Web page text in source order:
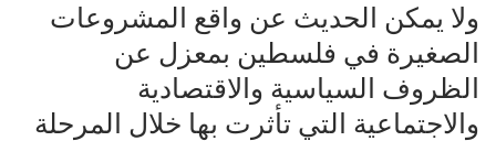
ولا يمكن الحديث عن واقع المشروعات
الصغيرة في فلسطين بمعزل عن
الظروف السياسية والاقتصادية
والاجتماعية التي تأثرت بها خلال المرحلة